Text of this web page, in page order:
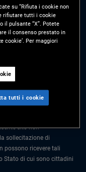
contenente le
presso i Collocatori.
a soggetti residenti in
scopo meramente
di investimento.
finanziario.
sito non
sollecitazione di
possono ricevere tali
Stato di cui sono cittadini
su “Rifiuta i cookie non
rifiutare tutti i cookie
il pulsante “X”. Potete
il consenso prestato in
cookie’. Per maggiori
tutti i cookie